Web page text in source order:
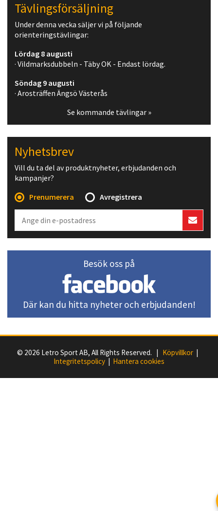
Tävlingsförsäljning
Under denna vecka säljer vi på följande
orienteringstävlingar:
Lördag 8 augusti
· Vildmarksdubbeln - Täby OK - Endast lördag.
Söndag 9 augusti
· Arosträffen Ängsö Västerås
Se kommande tävlingar »
Nyhetsbrev
Vill du ta del av produktnyheter, erbjudanden och
kampanjer?
Prenumerera
Avregistrera
Besök oss på
Där kan du hitta nyheter och erbjudanden!
© 2026 Letro Sport AB, All Rights Reserved. | Köpvillkor |
Integritetspolicy | Hantera cookies